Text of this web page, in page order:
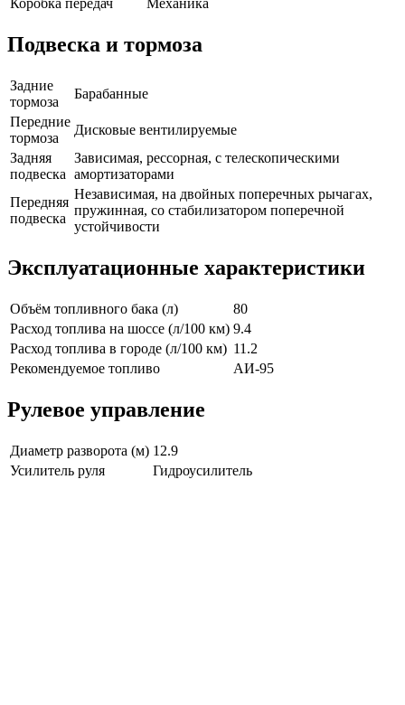
Коробка передач
Механика
Подвеска и тормоза
Задние
тормоза
Барабанные
Передние
тормоза
Дисковые вентилируемые
Задняя
подвеска
Зависимая, рессорная, с телескопическими
амортизаторами
Передняя
подвеска
Независимая, на двойных поперечных рычагах,
пружинная, со стабилизатором поперечной
устойчивости
Эксплуатационные характеристики
Объём топливного бака (л)
80
Расход топлива на шоссе (л/100 км) 9.4
Расход топлива в городе (л/100 км) 11.2
Рекомендуемое топливо
АИ-95
Рулевое управление
Диаметр разворота (м) 12.9
Усилитель руля
Гидроусилитель